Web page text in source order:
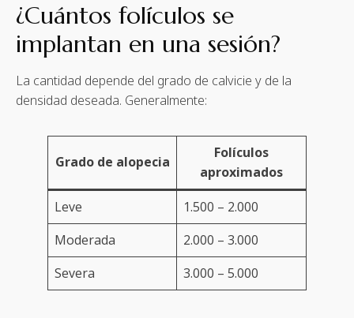
¿Cuántos folículos se
implantan en una sesión?
La cantidad depende del grado de calvicie y de la
densidad deseada. Generalmente:
Grado de alopecia
Folículos
aproximados
Leve
1.500 – 2.000
Moderada
2.000 – 3.000
Severa
3.000 – 5.000